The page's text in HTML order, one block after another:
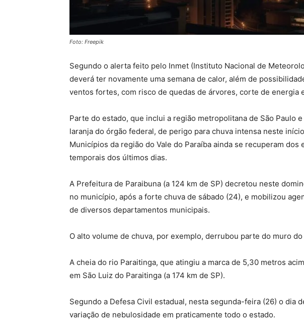
Foto: Freepik
Segundo o alerta feito pelo Inmet (Instituto Nacional de
deverá ter novamente uma semana de calor, além de
ventos fortes, com risco de quedas de árvores, corte de energia
Parte do estado, que inclui a região metropolitana de São Paulo
laranja do órgão federal, de perigo para chuva intensa neste
Municípios da região do Vale do Paraíba ainda se recuperam dos
temporais dos últimos dias.
A Prefeitura de Paraibuna (a 124 km de SP) decretou neste
no município, após a forte chuva de sábado (24), e mobilizou
de diversos departamentos municipais.
O alto volume de chuva, por exemplo, derrubou parte do muro
A cheia do rio Paraitinga, que atingiu a marca de 5,30 metros
em São Luiz do Paraitinga (a 174 km de SP).
Segundo a Defesa Civil estadual, nesta segunda-feira (26) o dia
variação de nebulosidade em praticamente todo o estado.